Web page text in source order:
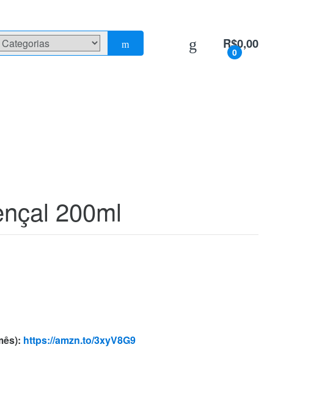
0
R$0,00
200ml
https://amzn.to/3xyV8G9